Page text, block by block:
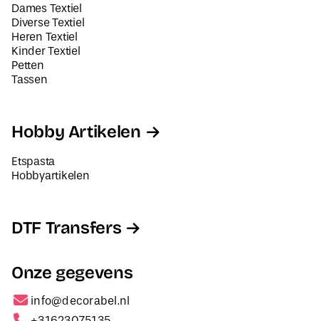
Dames Textiel
Diverse Textiel
Heren Textiel
Kinder Textiel
Petten
Tassen
Hobby Artikelen
Etspasta
Hobbyartikelen
DTF Transfers
Onze gegevens
info@decorabel.nl